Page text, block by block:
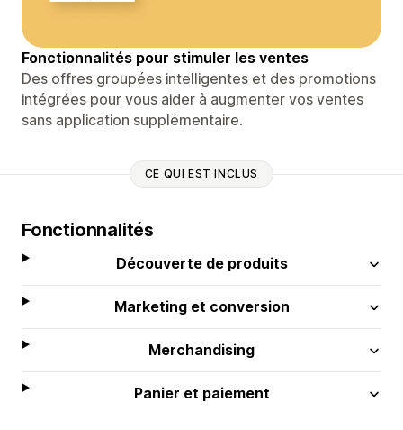
Fonctionnalités pour stimuler les ventes
Des offres groupées intelligentes et des promotions
intégrées pour vous aider à augmenter vos ventes
sans application supplémentaire.
CE QUI EST INCLUS
Fonctionnalités
Découverte de produits
Marketing et conversion
Merchandising
Panier et paiement